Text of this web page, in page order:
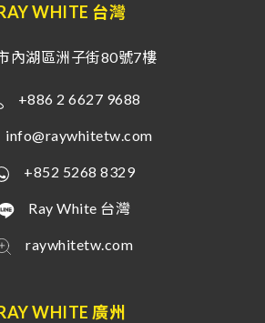
WHITE 台灣
內湖區洲子街80號7樓
+886 2 6627 9688
info@raywhitetw.com
+852 5268 8329
Ray White 台灣
raywhitetw.com
WHITE 廣州